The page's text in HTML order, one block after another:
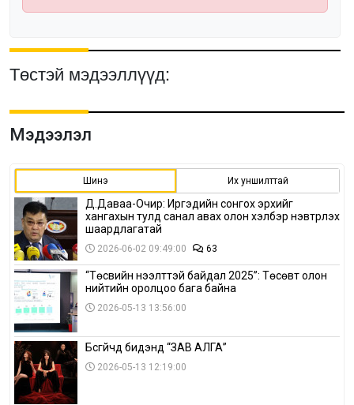
Төстэй мэдээллүүд:
Мэдээлэл
Шинэ Их уншилттай
Д.Даваа-Очир: Иргэдийн сонгох эрхийг
хангахын тулд санал авах олон хэлбэр нэвтрүүлэх
шаардлагатай
2026-06-02 09:49:00 63
“Төсвийн нээлттэй байдал 2025”: Төсөвт олон
нийтийн оролцоо бага байна
2026-05-13 13:56:00
Бүсгүйчүүд бидэнд “ЗАВ АЛГА”
2026-05-13 12:19:00